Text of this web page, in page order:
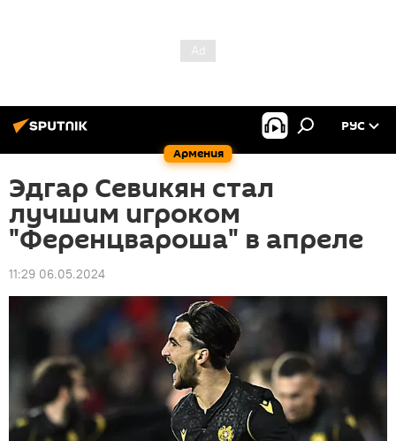
Армения
РУС
Эдгар Севикян стал
лучшим игроком
"Ференцвароша" в апреле
11:29 06.05.2024